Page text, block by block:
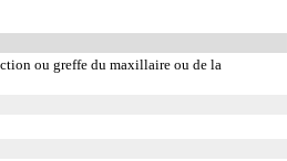
ou greffe du maxillaire ou de la